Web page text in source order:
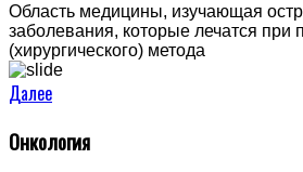
Область медицины, изучающая
заболевания, которые лечатся при
(хирургического) метода
Далее
Онкология